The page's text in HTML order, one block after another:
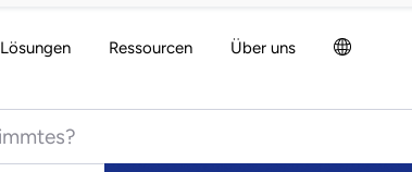
Lösungen Ressourcen Über uns